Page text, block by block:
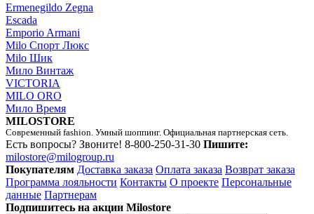
Ermenegildo Zegna
Escada
Emporio Armani
Milo Спорт Люкс
Milo Шик
Мило Винтаж
VICTORIA
MILO ORO
Мило Время
MILOSTORE
Современный fashion. Умный шоппинг. Официальная партнерская сеть.
Есть вопросы? Звоните! 8-800-250-31-30 Пишите:
milostore@milogroup.ru
Покупателям Доставка заказа Оплата заказа Возврат заказа
Программа лояльности Контакты О проекте Персональные
данные Партнерам
Подпишитесь на акции Milostore